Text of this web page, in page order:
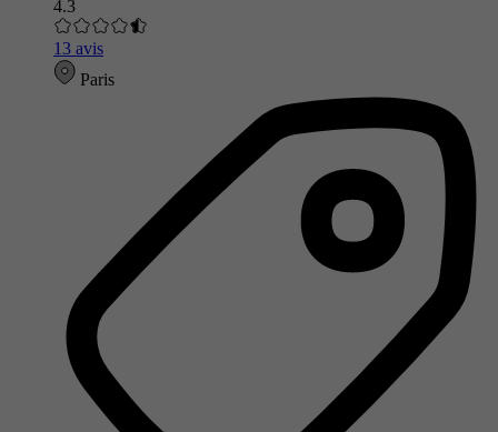
4.3
13 avis
Paris